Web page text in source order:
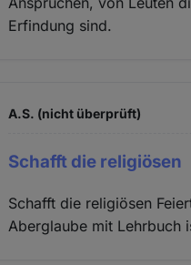
Erfindung sind.
A.S. (nicht überprüft)
Schafft die religiösen
Schafft die religiösen
Aberglaube mit Lehrbuch